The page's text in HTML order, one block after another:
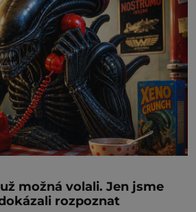
možná volali. Jen jsme
rozpoznat